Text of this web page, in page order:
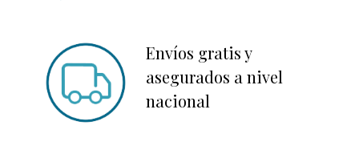
Envíos gratis y
asegurados a nivel
nacional